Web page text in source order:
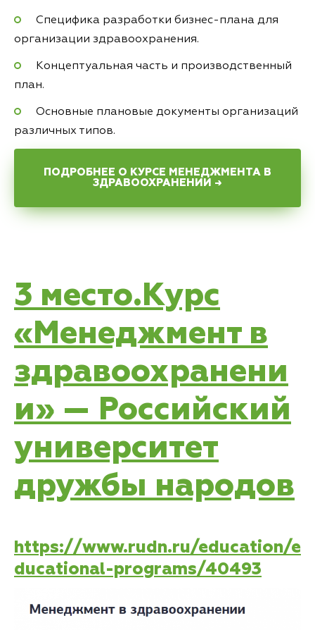
Специфика разработки бизнес-плана для
организации здравоохранения.
Концептуальная часть и производственный
план.
Основные плановые документы организаций
различных типов.
ПОДРОБНЕЕ О КУРСЕ МЕНЕДЖМЕНТА В
ЗДРАВООХРАНЕНИИ →
3 место.Курс
«Менеджмент в
здравоохранени
и» — Российский
университет
дружбы народов
https://www.rudn.ru/education/e
ducational-programs/40493